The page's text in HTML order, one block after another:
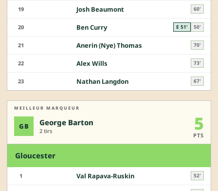
19 Josh Beaumont 60'
20 Ben Curry E 51' 50'
21 Anerin (Nye) Thomas 70'
22 Alex Wills 73'
23 Nathan Langdon 67'
MEILLEUR MARQUEUR
GB George Barton
2 tirs 5
PTS
Gloucester
1 Val Rapava-Ruskin 52'